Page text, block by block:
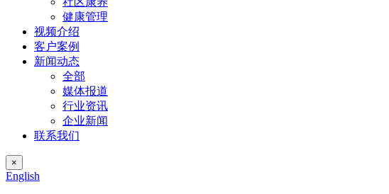
健康管理
视频介绍
客户案例
新闻动态
全部
媒体报道
行业资讯
企业新闻
联系我们
×
English